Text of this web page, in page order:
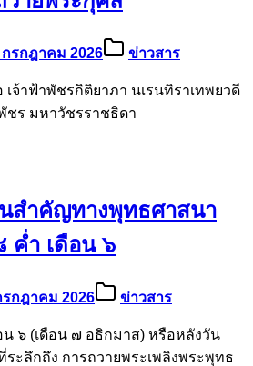
กรกฎาคม 2026 ข่าวสาร
เจ้าฟ้าพัชรกิติยาภา นเรนทิราเทพยวดี
ชร มหาวัชรราชธิดา
สำคัญทางพุทธศาสนา
ค่ำ เดือน ๖
รกฎาคม 2026 ข่าวสาร
๖ (เดือน ๗ อธิกมาส) หรือหลังวัน
ะลึกถึง การถวายพระเพลิงพระพุทธ